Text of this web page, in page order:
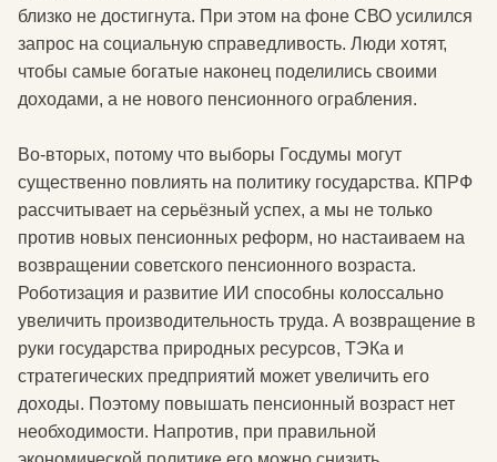
близко не достигнута. При этом на фоне СВО усилился
запрос на социальную справедливость. Люди хотят,
чтобы самые богатые наконец поделились своими
доходами, а не нового пенсионного ограбления.
Во-вторых, потому что выборы Госдумы могут
существенно повлиять на политику государства. КПРФ
рассчитывает на серьёзный успех, а мы не только
против новых пенсионных реформ, но настаиваем на
возвращении советского пенсионного возраста.
Роботизация и развитие ИИ способны колоссально
увеличить производительность труда. А возвращение в
руки государства природных ресурсов, ТЭКа и
стратегических предприятий может увеличить его
доходы. Поэтому повышать пенсионный возраст нет
необходимости. Напротив, при правильной